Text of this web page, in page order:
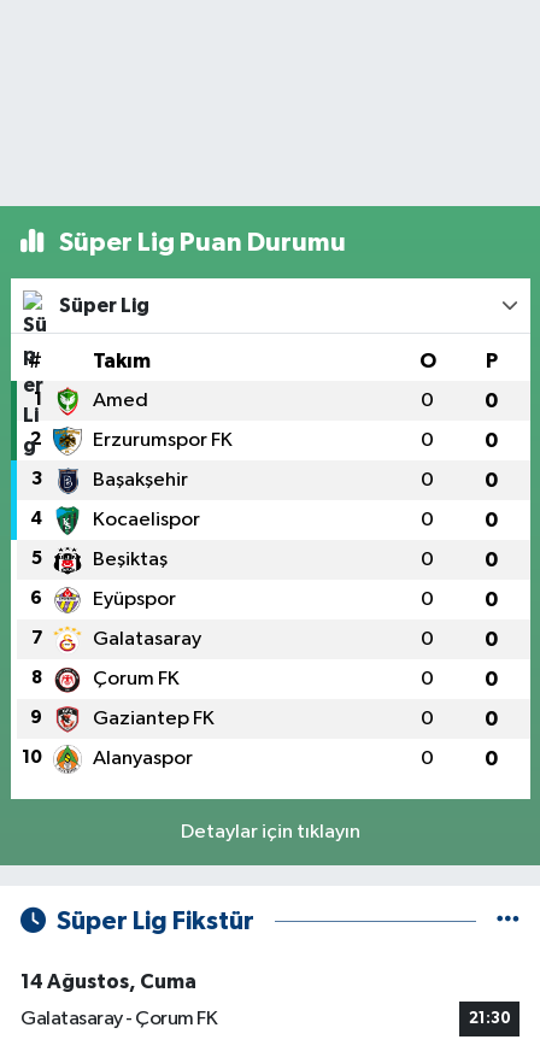
Süper Lig Puan Durumu
Süper Lig
# Takım O P
1 Amed 0 0
2 Erzurumspor FK 0 0
3 Başakşehir 0 0
4 Kocaelispor 0 0
5 Beşiktaş 0 0
6 Eyüpspor 0 0
7 Galatasaray 0 0
8 Çorum FK 0 0
9 Gaziantep FK 0 0
10 Alanyaspor 0 0
Detaylar için tıklayın
Süper Lig Fikstür
14 Ağustos, Cuma
Galatasaray - Çorum FK
21:30